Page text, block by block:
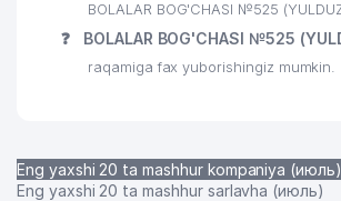
BOLALAR BOG'CHASI №525
❓ BOLALAR BOG'CHASI №525
raqamiga fax yuborishingiz mumkin.
Eng yaxshi 20 ta mashhur kompaniya (июль)
Eng yaxshi 20 ta mashhur sarlavha (июль)